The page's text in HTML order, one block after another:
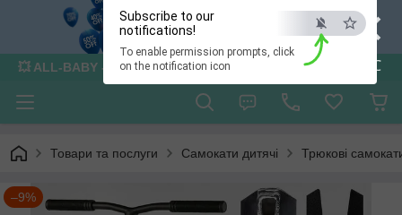
×
ESC
Subscribe to our
notifications!
To enable permission prompts, click
on the notification icon
💥 ALL-BABY - інтернет - магазин товарів для дітей
Товари та послуги Самокати дитячі Трюкові
–9%